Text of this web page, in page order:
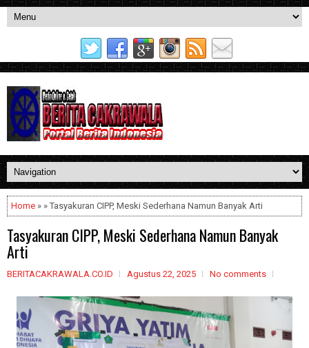
Home » » Tasyakuran CIPP, Meski Sederhana Namun Banyak Arti
Tasyakuran CIPP, Meski Sederhana Namun Banyak
Arti
BERITACAKRAWALA.CO.ID Agustus 22, 2025 No comments